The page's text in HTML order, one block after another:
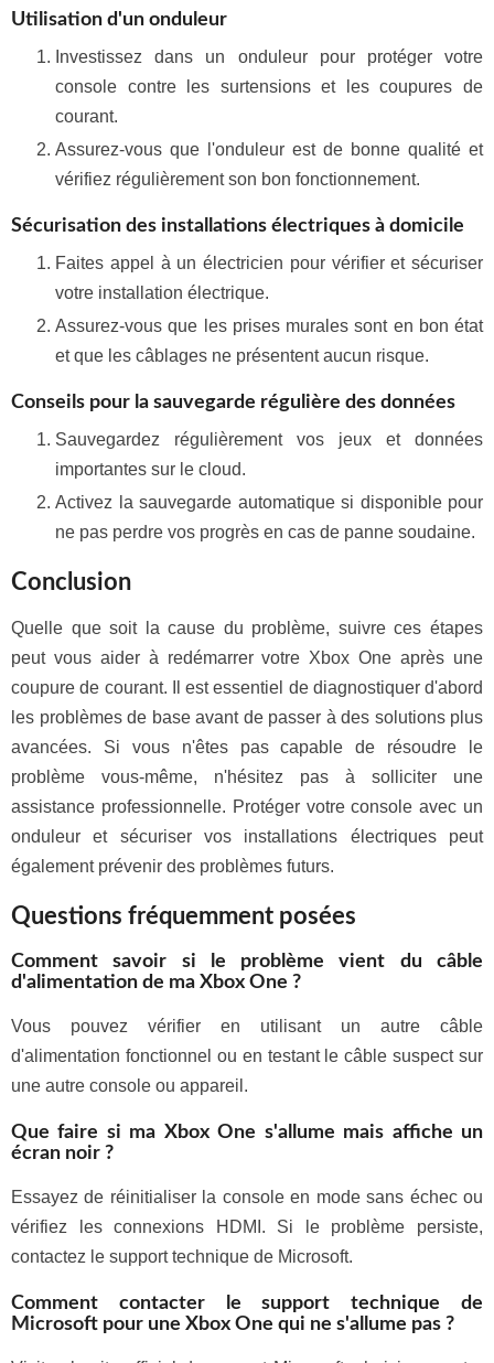
Utilisation d'un onduleur
Investissez dans un onduleur pour protéger votre
console contre les surtensions et les coupures de
courant.
Assurez-vous que l'onduleur est de bonne qualité et
vérifiez régulièrement son bon fonctionnement.
Sécurisation des installations électriques à domicile
Faites appel à un électricien pour vérifier et sécuriser
votre installation électrique.
Assurez-vous que les prises murales sont en bon état
et que les câblages ne présentent aucun risque.
Conseils pour la sauvegarde régulière des données
Sauvegardez régulièrement vos jeux et données
importantes sur le cloud.
Activez la sauvegarde automatique si disponible pour
ne pas perdre vos progrès en cas de panne soudaine.
Conclusion
Quelle que soit la cause du problème, suivre ces étapes
peut vous aider à redémarrer votre Xbox One après une
coupure de courant. Il est essentiel de diagnostiquer d'abord
les problèmes de base avant de passer à des solutions plus
avancées. Si vous n'êtes pas capable de résoudre le
problème vous-même, n'hésitez pas à solliciter une
assistance professionnelle. Protéger votre console avec un
onduleur et sécuriser vos installations électriques peut
également prévenir des problèmes futurs.
Questions fréquemment posées
Comment savoir si le problème vient du câble
d'alimentation de ma Xbox One ?
Vous pouvez vérifier en utilisant un autre câble
d'alimentation fonctionnel ou en testant le câble suspect sur
une autre console ou appareil.
Que faire si ma Xbox One s'allume mais affiche un
écran noir ?
Essayez de réinitialiser la console en mode sans échec ou
vérifiez les connexions HDMI. Si le problème persiste,
contactez le support technique de Microsoft.
Comment contacter le support technique de
Microsoft pour une Xbox One qui ne s'allume pas ?